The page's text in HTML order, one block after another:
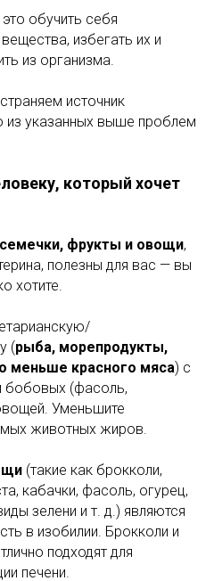
обучить себя
избегать их и
из организма.
источник
из указанных выше проблем
который хочет
фрукты и овощи,
полезны для вас — вы
хотите.
(рыба, морепродукты,
меньше красного мяса) с
бобовых (фасоль,
Уменьшите
животных жиров.
(такие как брокколи,
кабачки, фасоль, огурец,
зелени и т. д.) являются
в изобилии. Брокколи и
подходят для
печени.